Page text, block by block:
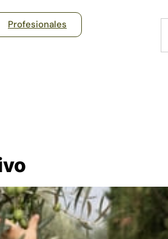
Profesionales